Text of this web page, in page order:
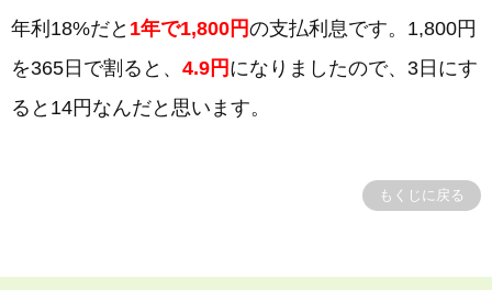
年利18%だと 1年で1,800円の支払利息です。1,800円
を365日で割ると、 4.9円 になりましたので、3日にす
ると14円なんだと思います。
もくじに戻る